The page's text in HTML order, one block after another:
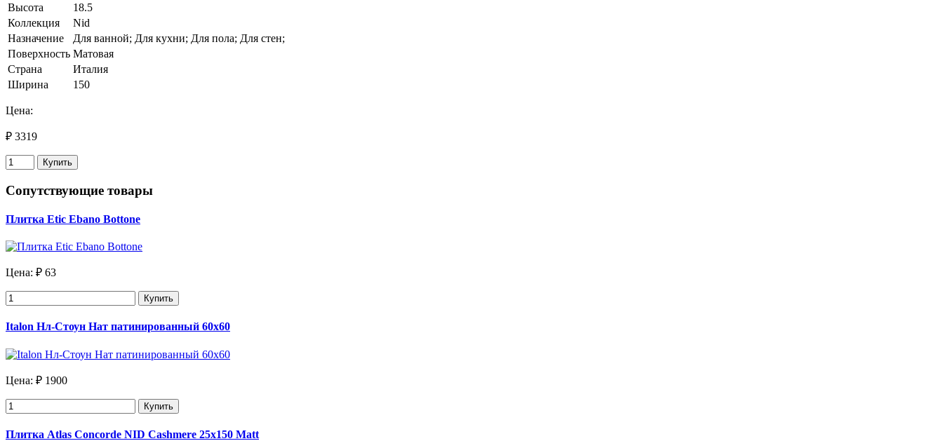
Высота
18.5
Коллекция
Nid
Назначение
Для ванной; Для кухни; Для пола; Для стен;
Поверхность Матовая
Страна
Италия
Ширина
150
Цена:
₽ 3319
Купить
Сопутствующие товары
Плитка Etic Ebano Bottone
Цена: ₽ 63
Купить
Italon Нл-Стоун Нат патинированный 60х60
Цена: ₽ 1900
Купить
Плитка Atlas Concorde NID Cashmere 25x150 Matt